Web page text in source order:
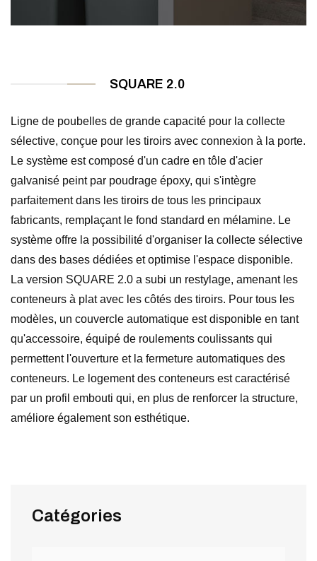
SQUARE 2.0
Ligne de poubelles de grande capacité pour la collecte
sélective, conçue pour les tiroirs avec connexion à la porte.
Le système est composé d'un cadre en tôle d'acier
galvanisé peint par poudrage époxy, qui s'intègre
parfaitement dans les tiroirs de tous les principaux
fabricants, remplaçant le fond standard en mélamine. Le
système offre la possibilité d'organiser la collecte sélective
dans des bases dédiées et optimise l'espace disponible.
La version SQUARE 2.0 a subi un restylage, amenant les
conteneurs à plat avec les côtés des tiroirs. Pour tous les
modèles, un couvercle automatique est disponible en tant
qu'accessoire, équipé de roulements coulissants qui
permettent l'ouverture et la fermeture automatiques des
conteneurs. Le logement des conteneurs est caractérisé
par un profil embouti qui, en plus de renforcer la structure,
améliore également son esthétique.
Catégories